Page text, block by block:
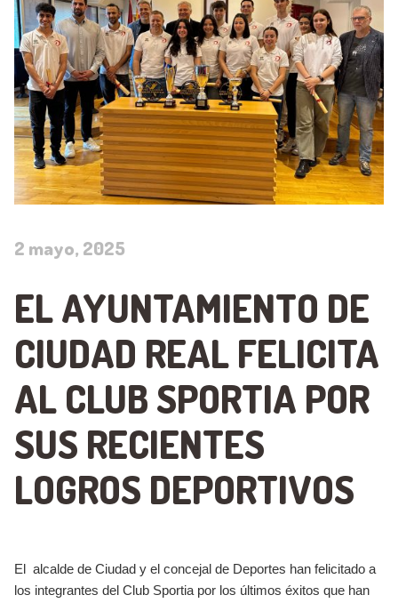
2 mayo, 2025
EL AYUNTAMIENTO DE
CIUDAD REAL FELICITA
AL CLUB SPORTIA POR
SUS RECIENTES
LOGROS DEPORTIVOS
El alcalde de Ciudad y el concejal de Deportes han felicitado a
los integrantes del Club Sportia por los últimos éxitos que han